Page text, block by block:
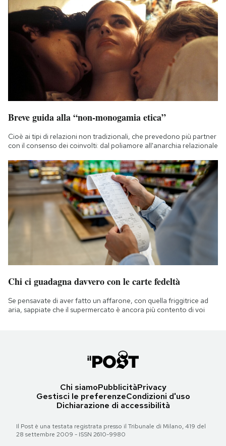
Breve guida alla “non-monogamia etica”
Cioè ai tipi di relazioni non tradizionali, che prevedono più partner
con il consenso dei coinvolti: dal poliamore all'anarchia relazionale
Chi ci guadagna davvero con le carte fedeltà
Se pensavate di aver fatto un affarone, con quella friggitrice ad
aria, sappiate che il supermercato è ancora più contento di voi
Chi siamoPubblicitàPrivacy
Gestisci le preferenzeCondizioni d'uso
Dichiarazione di accessibilità
Il Post è una testata registrata presso il Tribunale di Milano, 419 del
28 settembre 2009 - ISSN 2610-9980